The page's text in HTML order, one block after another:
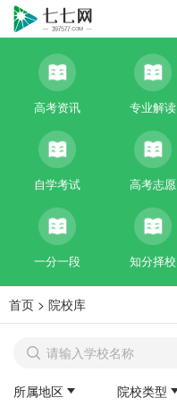
高考资讯 专业解读
自学考试 高考志愿
一分一段 知分择校
首页 > 院校库
所属地区 院校类型